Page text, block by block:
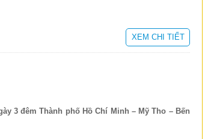
XEM CHI TIẾT
3 đêm Thành phố Hồ Chí Minh – Mỹ Tho – Bến